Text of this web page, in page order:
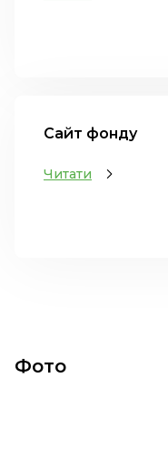
Сайт фонду
Читати
Фото